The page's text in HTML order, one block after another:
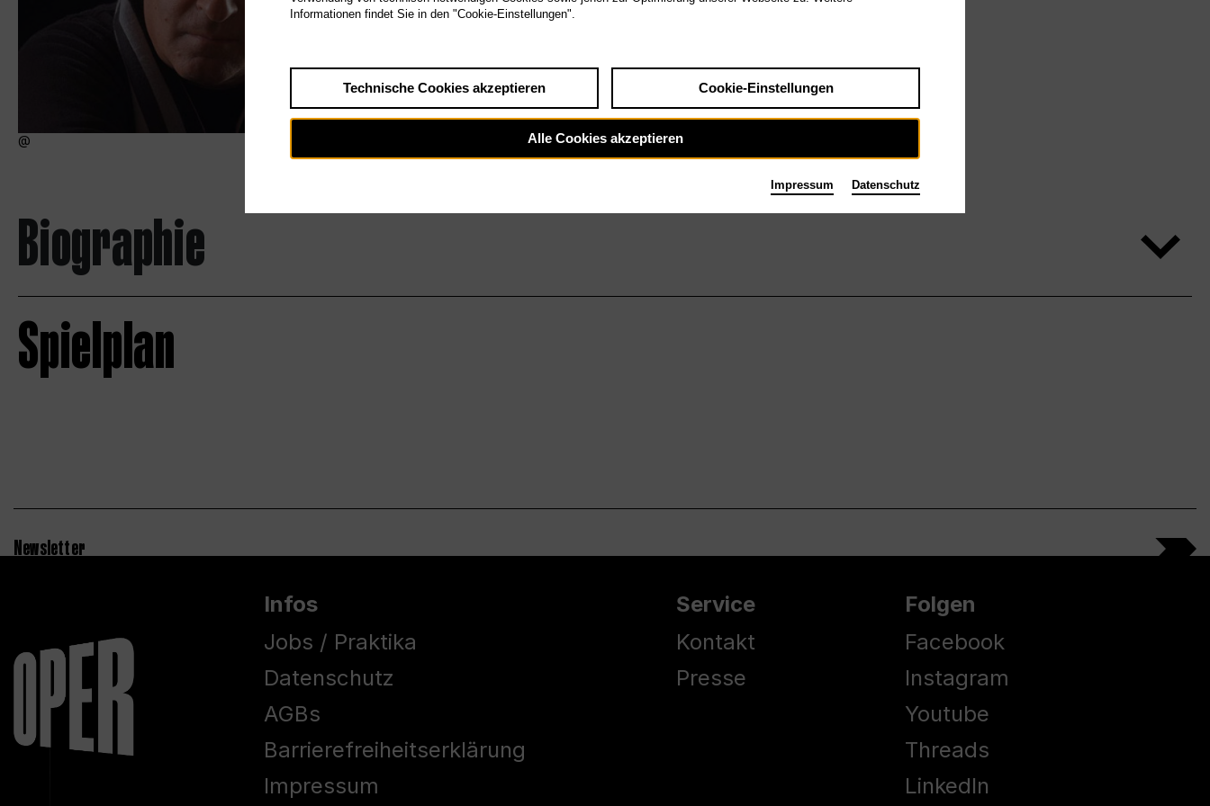
Biographie
Spielplan
Newsletter
Infos
Jobs / Praktika
Datenschutz
AGBs
Barrierefreiheitserklärung
Impressum
Service
Kontakt
Presse
Folgen
Facebook
Instagram
Youtube
Threads
LinkedIn
Informationen findet Sie in den "Cookie-Einstellungen".
Technische Cookies akzeptieren Cookie-Einstellungen
Alle Cookies akzeptieren
Impressum Datenschutz